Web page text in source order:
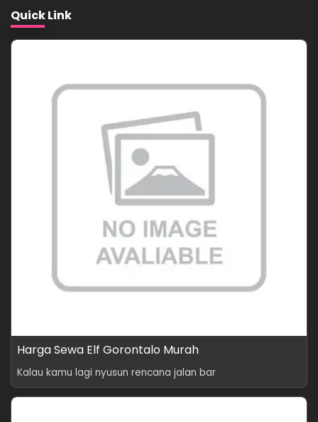
Quick Link
Harga Sewa Elf Gorontalo Murah
Kalau kamu lagi nyusun rencana jalan bar